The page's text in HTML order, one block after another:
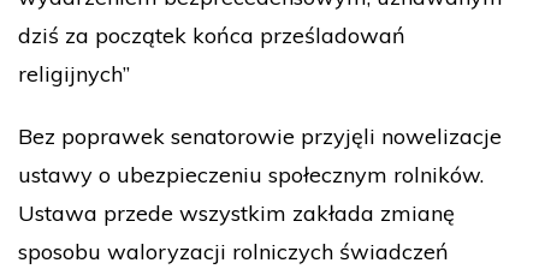
dziś za początek końca prześladowań
religijnych”
Bez poprawek senatorowie przyjęli nowelizacje
ustawy o ubezpieczeniu społecznym rolników.
Ustawa przede wszystkim zakłada zmianę
sposobu waloryzacji rolniczych świadczeń